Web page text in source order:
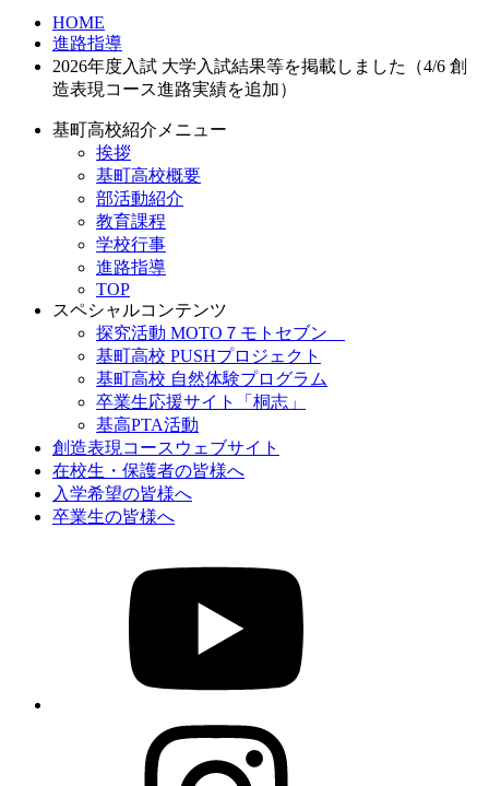
HOME
進路指導
2026年度入試 大学入試結果等を掲載しました（4/6 創
造表現コース進路実績を追加）
基町高校紹介メニュー
挨拶
基町高校概要
部活動紹介
教育課程
学校行事
進路指導
TOP
スペシャルコンテンツ
探究活動 MOTO７モトセブン
基町高校 PUSHプロジェクト
基町高校 自然体験プログラム
卒業生応援サイト「桐志」
基高PTA活動
創造表現コースウェブサイト
在校生・保護者の皆様へ
入学希望の皆様へ
卒業生の皆様へ